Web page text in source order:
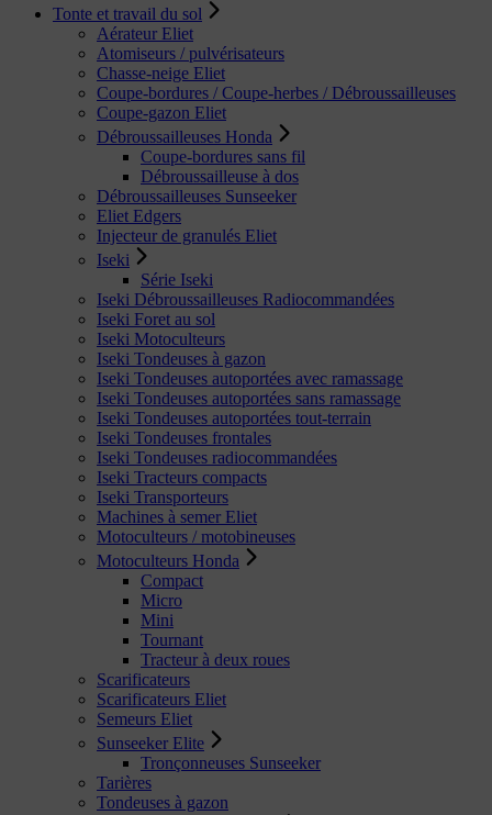
Tonte et travail du sol
Aérateur Eliet
Atomiseurs / pulvérisateurs
Chasse-neige Eliet
Coupe-bordures / Coupe-herbes / Débroussailleuses
Coupe-gazon Eliet
Débroussailleuses Honda
Coupe-bordures sans fil
Débroussailleuse à dos
Débroussailleuses Sunseeker
Eliet Edgers
Injecteur de granulés Eliet
Iseki
Série Iseki
Iseki Débroussailleuses Radiocommandées
Iseki Foret au sol
Iseki Motoculteurs
Iseki Tondeuses à gazon
Iseki Tondeuses autoportées avec ramassage
Iseki Tondeuses autoportées sans ramassage
Iseki Tondeuses autoportées tout-terrain
Iseki Tondeuses frontales
Iseki Tondeuses radiocommandées
Iseki Tracteurs compacts
Iseki Transporteurs
Machines à semer Eliet
Motoculteurs / motobineuses
Motoculteurs Honda
Compact
Micro
Mini
Tournant
Tracteur à deux roues
Scarificateurs
Scarificateurs Eliet
Semeurs Eliet
Sunseeker Elite
Tronçonneuses Sunseeker
Tarières
Tondeuses à gazon